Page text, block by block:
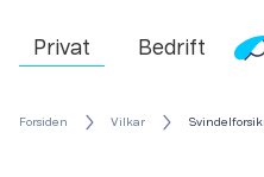
Privat Bedrift
Forsiden Vilkar